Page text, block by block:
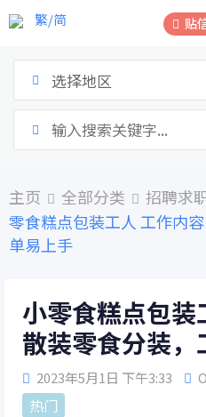
跳
到
贴
繁/简
选择地区
主页 全部分类 招聘求
零食糕点包装工人 工作内
单易上手
小零食糕点包装
散装零食分装
2023年5月1日 下午3:33
热门